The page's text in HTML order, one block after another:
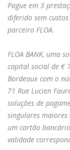
Pague em 3
diferido sem
parceiro FLOA.
FLOA BANK, uma
capital social de €
Bordeaux com o
71 Rue Lucien
soluções de
singulares
um cartão
validade